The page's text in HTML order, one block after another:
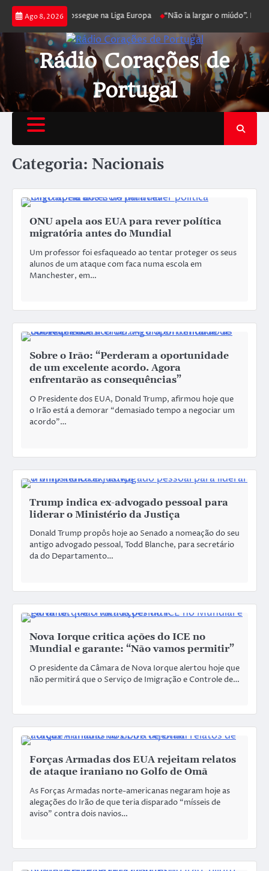
Ago 8, 2026
joga poker e prossegue na Liga Europa “Não ia largar o miúdo”.
Rádio Corações de
Portugal
Categoria: Nacionais
ONU apela aos EUA para rever política
migratória antes do Mundial
Um professor foi esfaqueado ao tentar proteger os seus
alunos de um ataque com faca numa escola em
Manchester, em…
Sobre o Irão: “Perderam a oportunidade
de um excelente acordo. Agora
enfrentarão as consequências”
O Presidente dos EUA, Donald Trump, afirmou hoje que
o Irão está a demorar “demasiado tempo a negociar um
acordo”…
Trump indica ex-advogado pessoal para
liderar o Ministério da Justiça
Donald Trump propôs hoje ao Senado a nomeação do seu
antigo advogado pessoal, Todd Blanche, para secretário
da do Departamento…
Nova Iorque critica ações do ICE no
Mundial e garante: “Não vamos permitir”
O presidente da Câmara de Nova Iorque alertou hoje que
não permitirá que o Serviço de Imigração e Controle de…
Forças Armadas dos EUA rejeitam relatos
de ataque iraniano no Golfo de Omã
As Forças Armadas norte-americanas negaram hoje as
alegações do Irão de que teria disparado “mísseis de
aviso” contra dois navios…